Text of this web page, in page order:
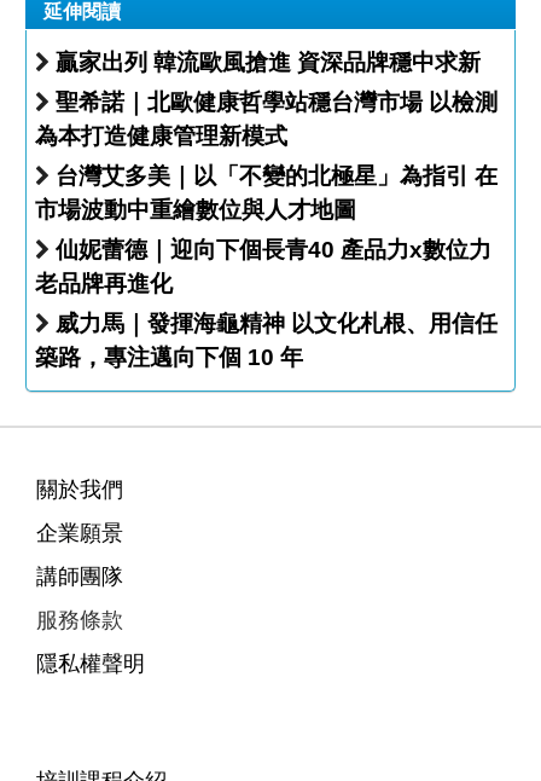
延伸閱讀
贏家出列 韓流歐風搶進 資深品牌穩中求新
聖希諾｜北歐健康哲學站穩台灣市場 以檢測
為本打造健康管理新模式
台灣艾多美｜以「不變的北極星」為指引 在
市場波動中重繪數位與人才地圖
仙妮蕾德｜迎向下個長青40 產品力x數位力
老品牌再進化
威力馬｜發揮海龜精神 以文化札根、用信任
築路，專注邁向下個 10 年
關於我們
企業願景
講師團隊
服務條款
隱私權聲明